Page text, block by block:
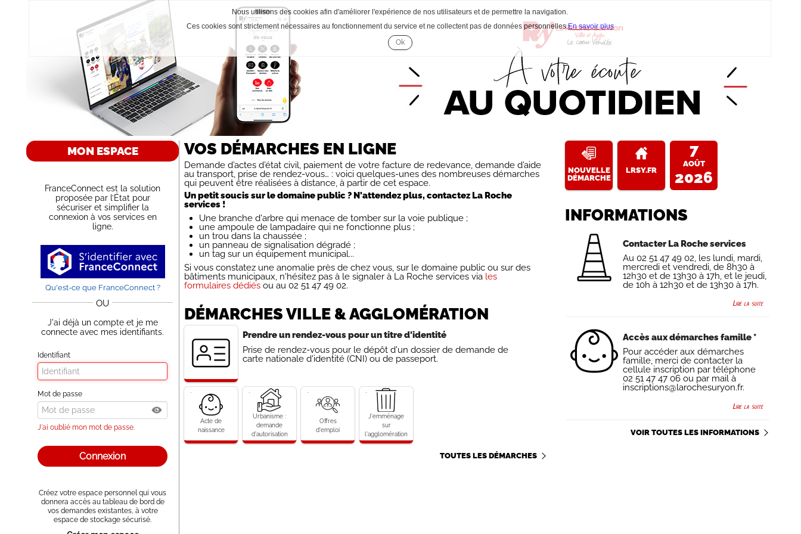
Nous utilisons des cookies afin d'améliorer l'expérience de nos utilisateurs et de permettre la navigation.
Ces cookies sont strictement nécessaires au fonctionnement du service et ne collectent pas de données personnelles.En savoir plus
Ok
Accepter
cookies
MON ESPACE
FranceConnect est la solution
proposée par l’État pour
sécuriser et simplifier la
connexion à vos services en
ligne.
Qu'est-ce que FranceConnect ?
OU
J'ai déjà un compte et je me
connecte avec mes identifiants.
Identifiant
Mot de passe
J'ai oublié mon mot de passe.
Créez votre espace personnel qui vous
donnera accès au tableau de bord de
vos demandes existantes, à votre
espace de stockage sécurisé.
NOUVELLE
DÉMARCHE
LRSY.FR
7
AOÛT
2026
VOS DÉMARCHES EN LIGNE
Demande d’actes d’état civil, paiement de votre facture de redevance, demande d’aide
au transport, prise de rendez-vous… : voici quelques-unes des nombreuses démarches
qui peuvent être réalisées à distance, à partir de cet espace.
Un petit soucis sur le domaine public ? N'attendez plus, contactez La Roche
services !
Une branche d'arbre qui menace de tomber sur la voie publique ;
une ampoule de lampadaire qui ne fonctionne plus ;
un trou dans la chaussée ;
un panneau de signalisation dégradé ;
un tag sur un équipement municipal...
Si vous constatez une anomalie près de chez vous, sur le domaine public ou sur des
bâtiments municipaux, n'hésitez pas à le signaler à La Roche services via les
formulaires dédiés ou au 02 51 47 49 02.
DÉMARCHES VILLE & AGGLOMÉRATION
Prendre un rendez-vous pour un titre d'identité
Prise de rendez-vous pour le dépôt d'un dossier de demande de
carte nationale d'identité (CNI) ou de passeport.
Acte
naissance
Acte de
naissance
Urbanisme
demande
d'autorisation
Urbanisme :
demande
d'autorisation
Offres
d'emploi
Offres
d'emploi
J'emménage
l'agglomération
J'emménage
sur
l'agglomération
TOUTES LES DÉMARCHES
INFORMATIONS
Contacter La Roche services
Au 02 51 47 49 02, les lundi, mardi,
mercredi et vendredi, de 8h30 à
12h30 et de 13h30 à 17h, et le jeudi,
de 10h à 12h30 et de 13h30 à 17h.
Lire la suite
Accès aux démarches famille *
Pour accéder aux démarches
famille, merci de contacter la
cellule inscription par téléphone
02 51 47 47 06 ou par mail à
inscriptions@larochesuryon.fr.
Lire la suite
VOIR TOUTES LES INFORMATIONS